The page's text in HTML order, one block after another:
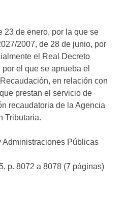
23 de enero, por la que se
2007, de 28 de junio, por
el Real Decreto
el que se aprueba el
en relación con
prestan el servicio de
recaudatoria de la Agencia
Tributaria.
Administraciones Públicas
p. 8072 a 8078 (7 páginas)